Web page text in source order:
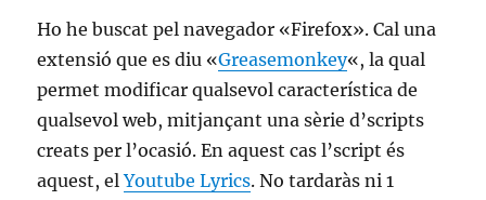
Ho he buscat pel navegador «Firefox». Cal una
extensió que es diu «Greasemonkey«, la qual
permet modificar qualsevol característica de
qualsevol web, mitjançant una sèrie d’scripts
creats per l’ocasió. En aquest cas l’script és
aquest, elYoutube Lyrics. No tardaràs ni 1